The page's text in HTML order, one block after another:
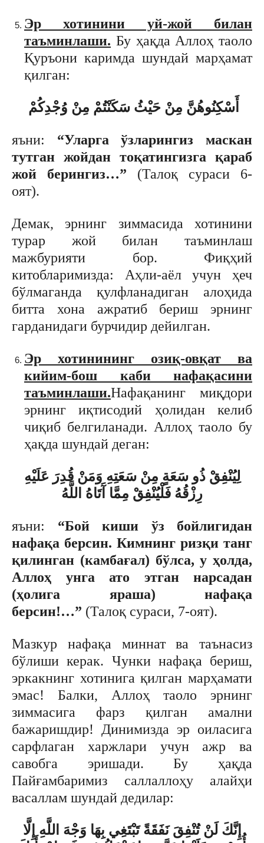
Эр хотинини уй-жой билан
таъминлаши. Бу ҳақда Аллоҳ таоло
Қуръони каримда шундай марҳамат
қилган:
أَسْكِنُوهُنَّ مِنْ حَيْثُ سَكَنْتُمْ مِنْ وُجْدِكُمْ
яъни: “Уларга ўзларингиз маскан
тутган жойдан тоқатингизга қараб
жой берингиз…” (Талоқ сураси 6-
оят).
Демак, эрнинг зиммасида хотинини
турар жой билан таъминлаш
мажбурияти бор. Фиқҳий
китобларимизда: Аҳли-аёл учун ҳеч
бўлмаганда қулфланадиган алоҳида
битта хона ажратиб бериш эрнинг
гарданидаги бурчидир дейилган.
Эр хотинининг озиқ-овқат ва
кийим-бош каби нафақасини
таъминлаши.Нафақанинг миқдори
эрнинг иқтисодий ҳолидан келиб
чиқиб белгиланади. Аллоҳ таоло бу
ҳақда шундай деган:
لِيُنْفِقْ ذُو سَعَةٍ مِنْ سَعَتِهِ وَمَنْ قُدِرَ عَلَيْهِ
رِزْقُهُ فَلْيُنْفِقْ مِمَّا آَتَاهُ اللَّهُ
яъни: “Бой киши ўз бойлигидан
нафақа берсин. Кимнинг ризқи танг
қилинган (камбағал) бўлса, у ҳолда,
Аллоҳ унга ато этган нарсадан
(ҳолига яраша) нафақа
берсин!…” (Талоқ сураси, 7-оят).
Мазкур нафақа миннат ва таънасиз
бўлиши керак. Чунки нафақа бериш,
эркакнинг хотинига қилган марҳамати
эмас! Балки, Аллоҳ таоло эрнинг
зиммасига фарз қилган амални
бажаришдир! Динимизда эр оиласига
сарфлаган харжлари учун ажр ва
савобга эришади. Бу ҳақда
Пайғамбаримиз саллаллоҳу алайҳи
васаллам шундай дедилар:
إِنَّكَ لَنْ تُنْفِقَ نَفَقَةً تَبْتَغِي بِهَا وَجْهَ اللَّهِ إِلَّا